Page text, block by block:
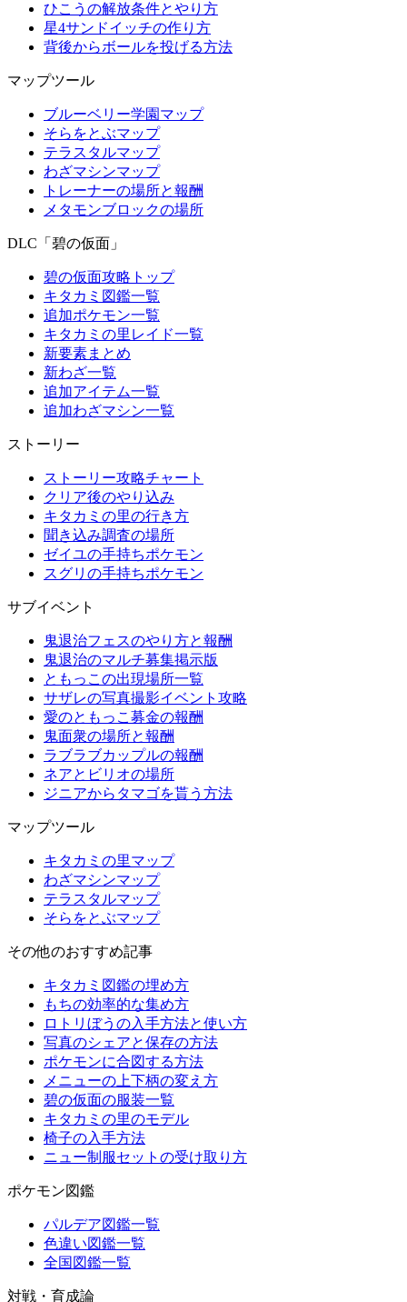
ひこうの解放条件とやり方
星4サンドイッチの作り方
背後からボールを投げる方法
マップツール
ブルーベリー学園マップ
そらをとぶマップ
テラスタルマップ
わざマシンマップ
トレーナーの場所と報酬
メタモンブロックの場所
DLC「碧の仮面」
碧の仮面攻略トップ
キタカミ図鑑一覧
追加ポケモン一覧
キタカミの里レイド一覧
新要素まとめ
新わざ一覧
追加アイテム一覧
追加わざマシン一覧
ストーリー
ストーリー攻略チャート
クリア後のやり込み
キタカミの里の行き方
聞き込み調査の場所
ゼイユの手持ちポケモン
スグリの手持ちポケモン
サブイベント
鬼退治フェスのやり方と報酬
鬼退治のマルチ募集掲示版
ともっこの出現場所一覧
サザレの写真撮影イベント攻略
愛のともっこ募金の報酬
鬼面衆の場所と報酬
ラブラブカップルの報酬
ネアとビリオの場所
ジニアからタマゴを貰う方法
マップツール
キタカミの里マップ
わざマシンマップ
テラスタルマップ
そらをとぶマップ
その他のおすすめ記事
キタカミ図鑑の埋め方
もちの効率的な集め方
ロトリぼうの入手方法と使い方
写真のシェアと保存の方法
ポケモンに合図する方法
メニューの上下柄の変え方
碧の仮面の服装一覧
キタカミの里のモデル
椅子の入手方法
ニュー制服セットの受け取り方
ポケモン図鑑
パルデア図鑑一覧
色違い図鑑一覧
全国図鑑一覧
対戦・育成論